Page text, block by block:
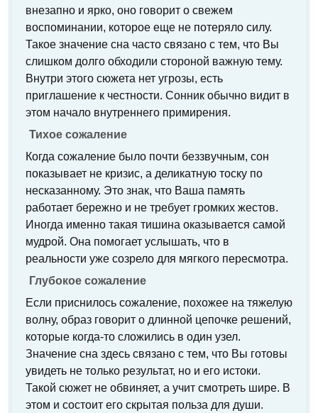
внезапно и ярко, оно говорит о свежем
воспоминании, которое еще не потеряло силу.
Такое значение сна часто связано с тем, что Вы
слишком долго обходили стороной важную тему.
Внутри этого сюжета нет угрозы, есть
приглашение к честности. Сонник обычно видит в
этом начало внутреннего примирения.
Тихое сожаление
Когда сожаление было почти беззвучным, сон
показывает не кризис, а деликатную тоску по
несказанному. Это знак, что Ваша память
работает бережно и не требует громких жестов.
Иногда именно такая тишина оказывается самой
мудрой. Она помогает услышать, что в
реальности уже созрело для мягкого пересмотра.
Глубокое сожаление
Если приснилось сожаление, похожее на тяжелую
волну, образ говорит о длинной цепочке решений,
которые когда-то сложились в один узел.
Значение сна здесь связано с тем, что Вы готовы
увидеть не только результат, но и его истоки.
Такой сюжет не обвиняет, а учит смотреть шире. В
этом и состоит его скрытая польза для души.